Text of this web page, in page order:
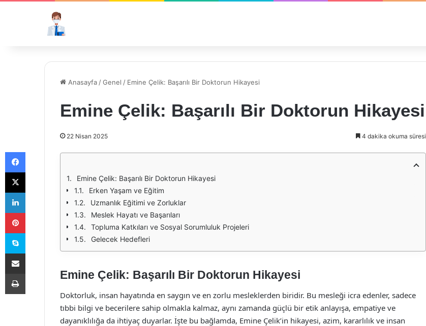
Anasayfa /Genel / Emine Çelik: Başarılı Bir Doktorun Hikayesi
Emine Çelik: Başarılı Bir Doktorun Hikayesi
22 Nisan 2025 4 dakika okuma süresi
Emine Çelik: Başarılı Bir Doktorun Hikayesi
Erken Yaşam ve Eğitim
Uzmanlık Eğitimi ve Zorluklar
Meslek Hayatı ve Başarıları
Topluma Katkıları ve Sosyal Sorumluluk Projeleri
Gelecek Hedefleri
Emine Çelik: Başarılı Bir Doktorun Hikayesi
Doktorluk, insan hayatında en saygın ve en zorlu mesleklerden biridir. Bu mesleği icra edenler, sadece
tıbbi bilgi ve becerilere sahip olmakla kalmaz, aynı zamanda güçlü bir etik anlayışa, empatiye ve
dayanıklılığa da ihtiyaç duyarlar. İşte bu bağlamda, Emine Çelik’in hikayesi, azim, kararlılık ve insan
Facebook
X
LinkedIn
Pinterest
Skype
E-Posta ile paylaş